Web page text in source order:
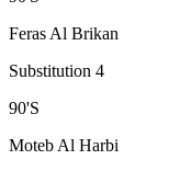
Feras Al Brikan
Substitution 4
90'S
Moteb Al Harbi